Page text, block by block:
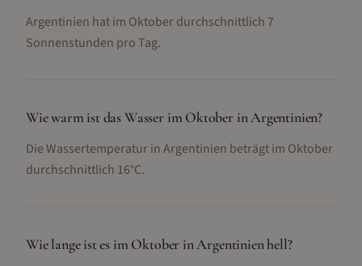
Argentinien hat im Oktober durchschnittlich 7
Sonnenstunden pro Tag.
Wie warm ist das Wasser im Oktober in Argentinien?
Die Wassertemperatur in Argentinien beträgt im Oktober
durchschnittlich 16°C.
Wie lange ist es im Oktober in Argentinien hell?